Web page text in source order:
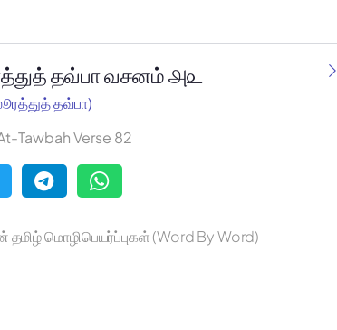
தவ்பா வசனம் ௮௨
தவ்பா)
Tawbah Verse 82
மொழிபெயர்ப்புகள் (Word By Word)